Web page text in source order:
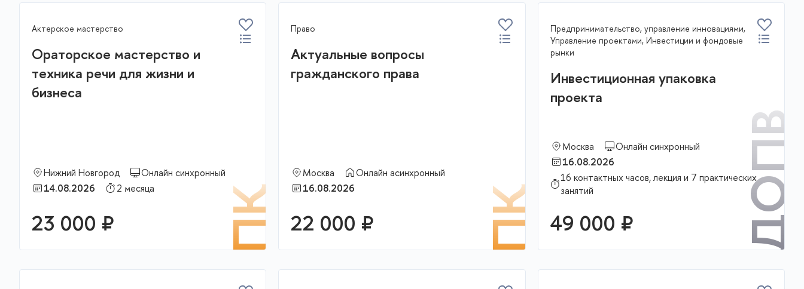
Актерское мастерство
Ораторское мастерство и
техника речи для жизни и
бизнеса
ПК
Нижний Новгород
Онлайн синхронный
14.08.2026
2 месяца
23 000 ₽ В корзину
Право
Актуальные вопросы
гражданского права
ПК
Москва
Онлайн асинхронный
16.08.2026
22 000 ₽ В корзину
Предпринимательство, управление инновациями,
Управление проектами, Инвестиции и фондовые
рынки
Инвестиционная упаковка
проекта
ДОПВ
Москва
Онлайн синхронный
16.08.2026
16 контактных часов, лекция и 7 практических
занятий
49 000 ₽